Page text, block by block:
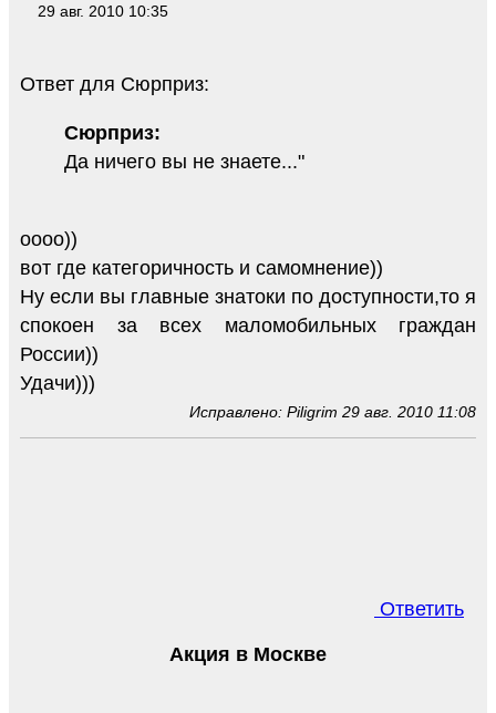
29 авг. 2010 10:35
Ответ для Сюрприз:
Сюрприз:
Да ничего вы не знаете..."
оооо))
вот где категоричность и самомнение))
Ну если вы главные знатоки по доступности,то я
спокоен за всех маломобильных граждан
России))
Удачи)))
Исправлено: Piligrim 29 авг. 2010 11:08
Ответить
Акция в Москве